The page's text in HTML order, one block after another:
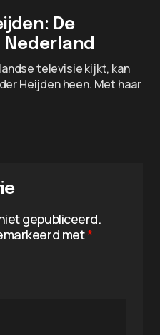
De
Nederland
televisie kijkt, kan
Heijden heen. Met haar
gepubliceerd.
met*